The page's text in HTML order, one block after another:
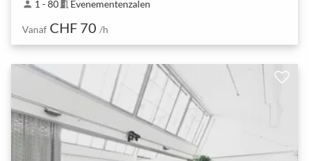
person 1 - 80meeting_room Evenementenzalen
Vanaf CHF 70 /h